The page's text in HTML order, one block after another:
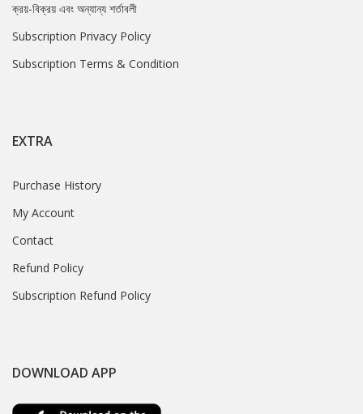
ক্রয়-বিক্রয় এবং অন্যান্য শর্তাবলী
Subscription Privacy Policy
Subscription Terms & Condition
EXTRA
Purchase History
My Account
Contact
Refund Policy
Subscription Refund Policy
DOWNLOAD APP